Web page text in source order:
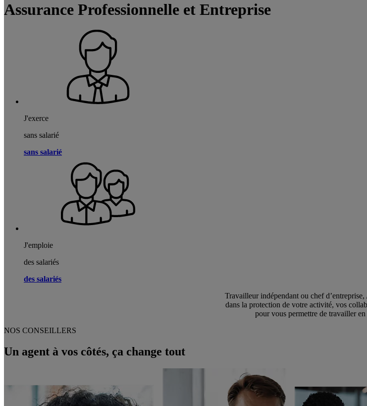
Assurance Professionnelle et Entreprise
J'exerce
sans salarié
sans salarié
J'emploie
des salariés
des salariés
Travailleur indépendant ou chef
dans la protection de votre activité, vos
pour vous permettre de travailler en
NOS CONSEILLERS
Un agent à vos côtés, ça change tout